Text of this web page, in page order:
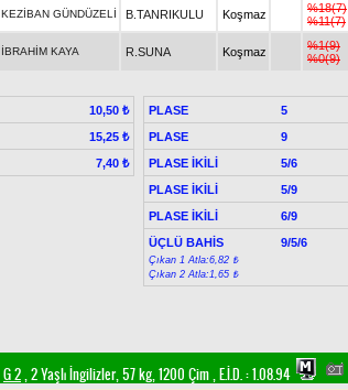
KEZİBAN GÜNDÜZELİ B.TANRIKULU Koşmaz
%18(7)
%11(7)
İBRAHİM KAYA R.SUNA Koşmaz
%1(9)
%0(9)
10,50 ₺
15,25 ₺
7,40 ₺
PLASE 5
PLASE
9
PLASE İKİLİ
5/6
PLASE İKİLİ
5/9
PLASE İKİLİ
6/9
ÜÇLÜ BAHİS
9/5/6
Çıkan 1 Atla:6,82 ₺
Çıkan 2 Atla:1,65 ₺
G 2, 2 Yaşlı İngilizler, 57 kg, 1200 Çim,E.İ.D. :1.08.94